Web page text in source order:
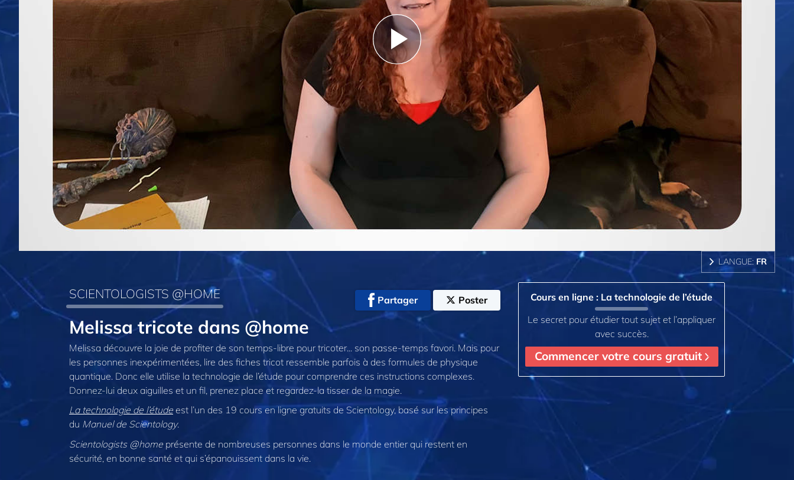
Play
LANGUE: FR
SCIENTOLOGISTS @HOME Partager Poster
Melissa tricote dans @home
Melissa découvre la joie de profiter de son temps-libre pour tricoter... son passe-temps favori. Mais pour
les personnes inexpérimentées, lire des fiches tricot ressemble parfois à des formules de physique
quantique. Donc elle utilise la technologie de l’étude pour comprendre ces instructions complexes.
Donnez-lui deux aiguilles et un fil, prenez place et regardez-la tisser de la magie.
La technologie de l’étudeest l’un des 19 cours en ligne gratuits de Scientology, basé sur les principes
du Manuel de Scientology.
Scientologists @homeprésente de nombreuses personnes dans le monde entier qui restent en
sécurité, en bonne santé et qui s’épanouissent dans la vie.
Cours en ligne : La technologie de l’étude
Le secret pour étudier tout sujet et l’appliquer
avec succès.
Commencer votre cours gratuit